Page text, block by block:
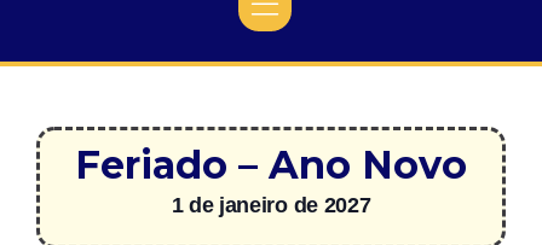
Feriado – Ano Novo
1 de janeiro de 2027